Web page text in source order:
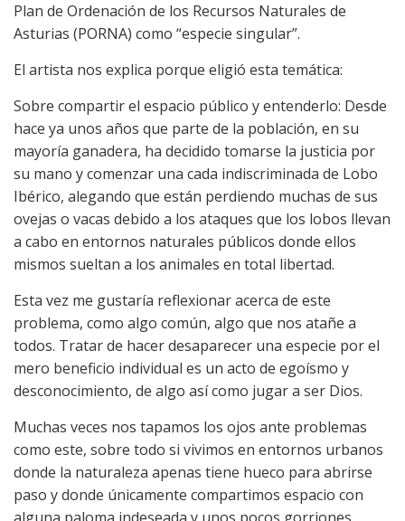
Plan de Ordenación de los Recursos Naturales de
Asturias (PORNA) como “especie singular”.
El artista nos explica porque eligió esta temática:
Sobre compartir el espacio público y entenderlo: Desde
hace ya unos años que parte de la población, en su
mayoría ganadera, ha decidido tomarse la justicia por
su mano y comenzar una cada indiscriminada de Lobo
Ibérico, alegando que están perdiendo muchas de sus
ovejas o vacas debido a los ataques que los lobos llevan
a cabo en entornos naturales públicos donde ellos
mismos sueltan a los animales en total libertad.
Esta vez me gustaría reflexionar acerca de este
problema, como algo común, algo que nos atañe a
todos. Tratar de hacer desaparecer una especie por el
mero beneficio individual es un acto de egoísmo y
desconocimiento, de algo así como jugar a ser Dios.
Muchas veces nos tapamos los ojos ante problemas
como este, sobre todo si vivimos en entornos urbanos
donde la naturaleza apenas tiene hueco para abrirse
paso y donde únicamente compartimos espacio con